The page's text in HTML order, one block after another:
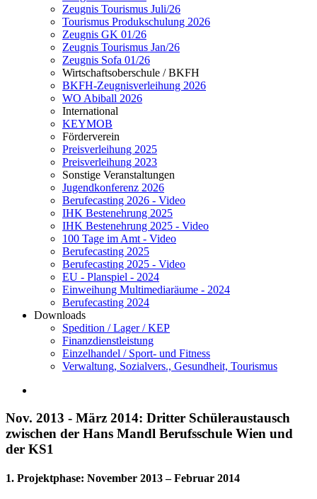
Zeugnis Tourismus Juli/26
Tourismus Produkschulung 2026
Zeugnis GK 01/26
Zeugnis Tourismus Jan/26
Zeugnis Sofa 01/26
Wirtschaftsoberschule / BKFH
BKFH-Zeugnisverleihung 2026
WO Abiball 2026
International
KEYMOB
Förderverein
Preisverleihung 2025
Preisverleihung 2023
Sonstige Veranstaltungen
Jugendkonferenz 2026
Berufecasting 2026 - Video
IHK Bestenehrung 2025
IHK Bestenehrung 2025 - Video
100 Tage im Amt - Video
Berufecasting 2025
Berufecasting 2025 - Video
EU - Planspiel - 2024
Einweihung Multimediaräume - 2024
Berufecasting 2024
Downloads
Spedition / Lager / KEP
Finanzdienstleistung
Einzelhandel / Sport- und Fitness
Verwaltung, Sozialvers., Gesundheit, Tourismus
Nov. 2013 - März 2014: Dritter Schüleraustausch
zwischen der Hans Mandl Berufsschule Wien und
der KS1
1. Projektphase: November 2013 – Februar 2014